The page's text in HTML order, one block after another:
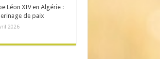
Léon XIV en Algérie :
de paix
2026